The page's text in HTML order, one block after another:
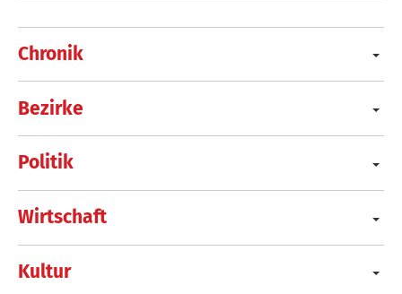
Chronik
Bezirke
Politik
Wirtschaft
Kultur